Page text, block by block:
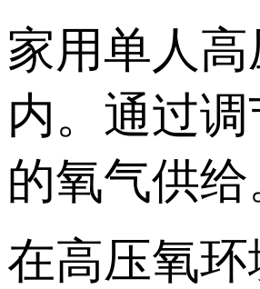
家用单人
内。通过
的氧气供给
在高压氧